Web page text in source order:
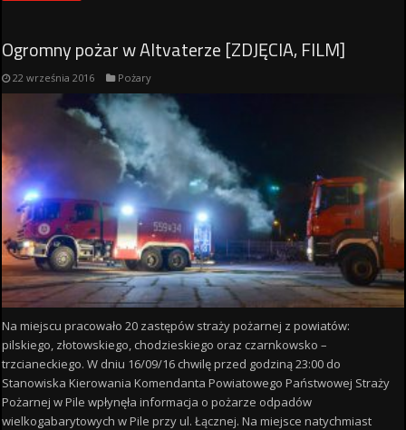
Ogromny pożar w Altvaterze [ZDJĘCIA, FILM]
22 września 2016 Pożary
Na miejscu pracowało 20 zastępów straży pożarnej z powiatów:
pilskiego, złotowskiego, chodzieskiego oraz czarnkowsko –
trzcianeckiego. W dniu 16/09/16 chwilę przed godziną 23:00 do
Stanowiska Kierowania Komendanta Powiatowego Państwowej Straży
Pożarnej w Pile wpłynęła informacja o pożarze odpadów
wielkogabarytowych w Pile przy ul. Łącznej. Na miejsce natychmiast